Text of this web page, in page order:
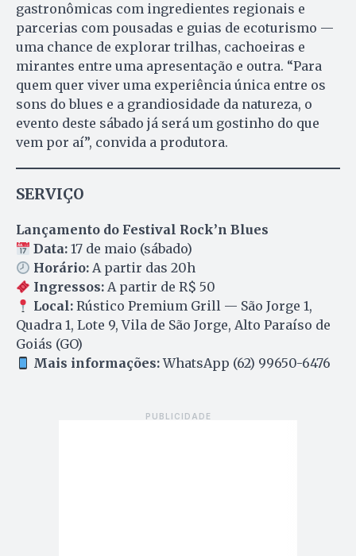
gastronômicas com ingredientes regionais e
parcerias com pousadas e guias de ecoturismo —
uma chance de explorar trilhas, cachoeiras e
mirantes entre uma apresentação e outra. “Para
quem quer viver uma experiência única entre os
sons do blues e a grandiosidade da natureza, o
evento deste sábado já será um gostinho do que
vem por aí”, convida a produtora.
SERVIÇO
Lançamento do Festival Rock’n Blues
Data: 17 de maio (sábado)
Horário: A partir das 20h
Ingressos: A partir de R$ 50
Local: Rústico Premium Grill — São Jorge 1,
Quadra 1, Lote 9, Vila de São Jorge, Alto Paraíso de
Goiás (GO)
Mais informações:WhatsApp (62) 99650-6476